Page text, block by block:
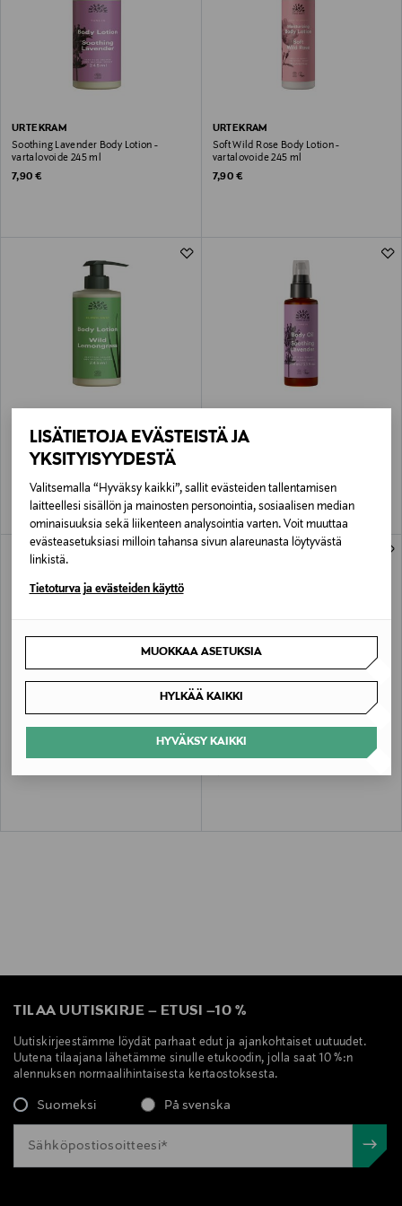
LISÄTIETOJA EVÄSTEISTÄ JA
YKSITYISYYDESTÄ
Valitsemalla “Hyväksy kaikki”, sallit evästeiden tallentamisen
laitteellesi sisällön ja mainosten personointia, sosiaalisen median
ominaisuuksia sekä liikenteen analysointia varten. Voit muuttaa
evästeasetuksiasi milloin tahansa sivun alareunasta löytyvästä
linkistä.
Tietoturva ja evästeiden käyttö
MUOKKAA ASETUKSIA
HYLKÄÄ KAIKKI
HYVÄKSY KAIKKI
URTEKRAM
Soothing Lavender Body Lotion -
vartalovoide 245 ml
Original Price
7,90 €
URTEKRAM
Soft Wild Rose Body Lotion -
vartalovoide 245 ml
Original Price
7,90 €
URTEKRAM
Wild Lemongrass Body Lotion -
vartalovoide 245 ml
URTEKRAM
Soothing Lavender Body Oil -
Organic Fragrance free body lotion -
Nordic Berry Nourishing Body Cream -
TILAA UUTISKIRJE – ETUSI –10 %
Uutiskirjeestämme löydät parhaat edut ja ajankohtaiset uutuudet.
Uutena tilaajana lähetämme sinulle etukoodin, jolla saat 10 %:n
alennuksen normaalihintaisesta kertaostoksesta.
Suomeksi På svenska